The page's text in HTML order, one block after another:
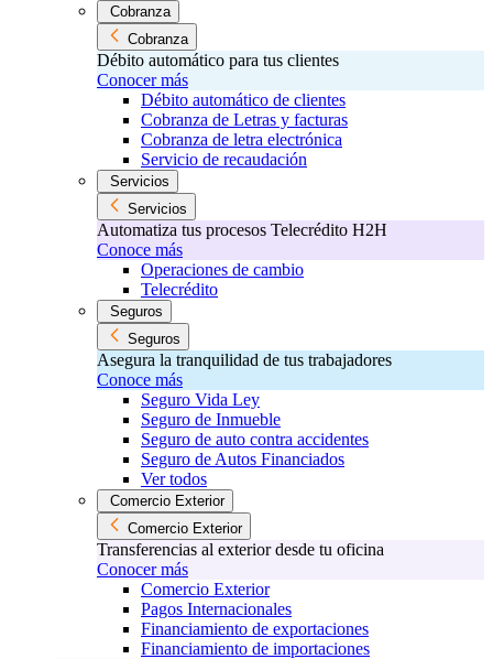
Cobranza
Cobranza
Débito automático para tus clientes
Conocer más
Débito automático de clientes
Cobranza de Letras y facturas
Cobranza de letra electrónica
Servicio de recaudación
Servicios
Servicios
Automatiza tus procesos Telecrédito H2H
Conoce más
Operaciones de cambio
Telecrédito
Seguros
Seguros
Asegura la tranquilidad de tus trabajadores
Conoce más
Seguro Vida Ley
Seguro de Inmueble
Seguro de auto contra accidentes
Seguro de Autos Financiados
Ver todos
Comercio Exterior
Comercio Exterior
Transferencias al exterior desde tu oficina
Conocer más
Comercio Exterior
Pagos Internacionales
Financiamiento de exportaciones
Financiamiento de importaciones